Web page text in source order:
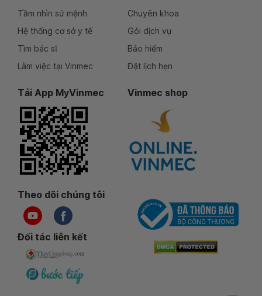
Tầm nhìn sứ mệnh
Hệ thống cơ sở y tế
Tìm bác sĩ
Làm việc tại Vinmec
Chuyên khoa
Gói dịch vụ
Bảo hiểm
Đặt lịch hẹn
Tải App MyVinmec Vinmec shop
Theo dõi chúng tôi
Đối tác liên kết